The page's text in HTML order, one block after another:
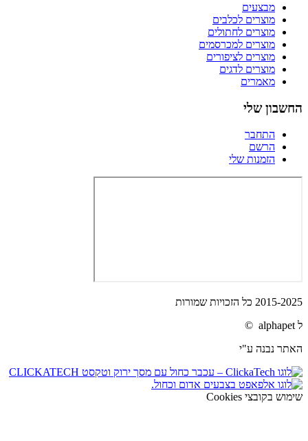
מבצעים
מוצרים לכלבים
מוצרים לחתולים
מוצרים למכרסמים
מוצרים לציפורים
מוצרים לדגים
מאמרים
החשבון שלי
התחבר
הרשם
הזמנות שלי
2015-2025 כל הזכויות שמורות
ל alphapet ©
האתר נבנה ע"י
שימוש בקובצי Cookies